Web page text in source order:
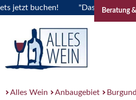
buchen! "Das Sommerfest
Beratung
Alles Wein Anbaugebiet Burgund